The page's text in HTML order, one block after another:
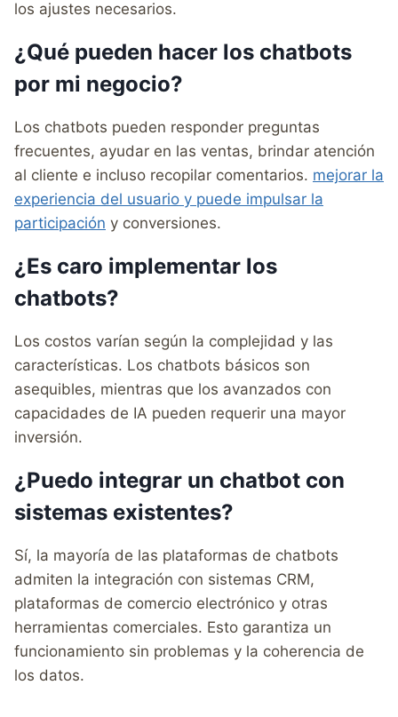
los ajustes necesarios.
¿Qué pueden hacer los chatbots
por mi negocio?
Los chatbots pueden responder preguntas
frecuentes, ayudar en las ventas, brindar atención
al cliente e incluso recopilar comentarios. mejorar la
experiencia del usuario y puede impulsar la
participación y conversiones.
¿Es caro implementar los
chatbots?
Los costos varían según la complejidad y las
características. Los chatbots básicos son
asequibles, mientras que los avanzados con
capacidades de IA pueden requerir una mayor
inversión.
¿Puedo integrar un chatbot con
sistemas existentes?
Sí, la mayoría de las plataformas de chatbots
admiten la integración con sistemas CRM,
plataformas de comercio electrónico y otras
herramientas comerciales. Esto garantiza un
funcionamiento sin problemas y la coherencia de
los datos.